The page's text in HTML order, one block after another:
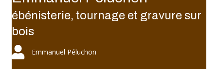
ébénisterie, tournage et gravure sur
bois
Emmanuel Péluchon
Emmanuel Péluchon